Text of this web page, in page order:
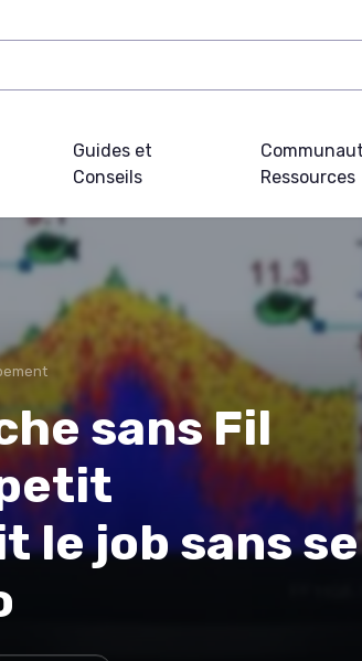
Guides et
Conseils
Ressources
sans Fil
petit
le job sans se